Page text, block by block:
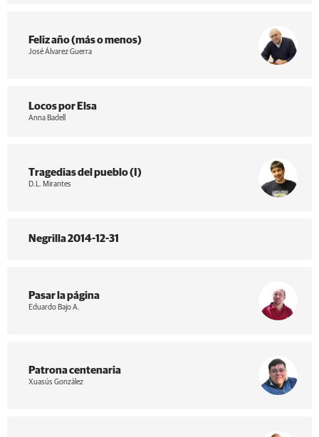
Feliz año (más o menos)
José Álvarez Guerra
Locos por Elsa
Anna Badell
Tragedias del pueblo (I)
D.L. Mirantes
Negrilla 2014-12-31
Pasar la página
Eduardo Bajo A.
Patrona centenaria
Xuasús González